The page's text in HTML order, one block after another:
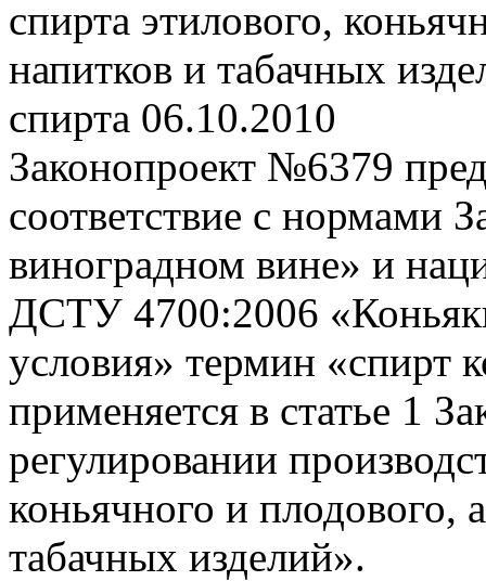
спирта этилового,
напитков и табачных
спирта 06.10.2010
Законопроект №6379
соответствие с нормами
виноградном вине» и
ДСТУ 4700:2006
условия» термин «спирт
применяется в статье 1
регулировании
коньячного и плодового,
табачных изделий».